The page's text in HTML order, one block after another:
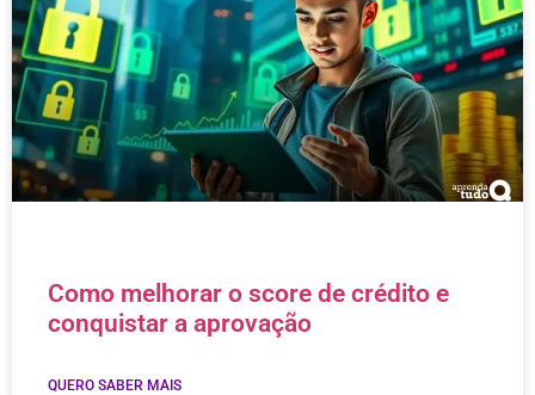
Como melhorar o score de crédito e
conquistar a aprovação
QUERO SABER MAIS